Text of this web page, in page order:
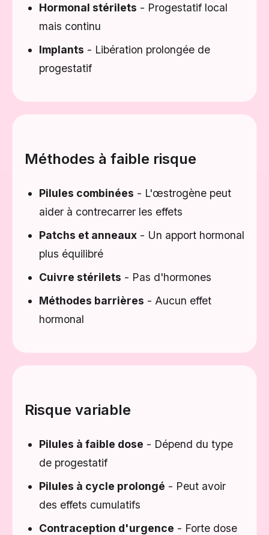
Hormonal stérilets - Progestatif local
mais continu
Implants - Libération prolongée de
progestatif
Méthodes à faible risque
Pilules combinées - L'œstrogène peut
aider à contrecarrer les effets
Patchs et anneaux - Un apport hormonal
plus équilibré
Cuivre stérilets - Pas d'hormones
Méthodes barrières - Aucun effet
hormonal
Risque variable
Pilules à faible dose - Dépend du type
de progestatif
Pilules à cycle prolongé - Peut avoir
des effets cumulatifs
Contraception d'urgence - Forte dose